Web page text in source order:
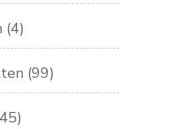
(4)
(99)